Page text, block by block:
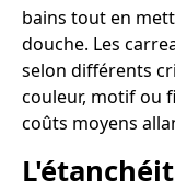
bains tout en
douche. Les
selon différents
couleur, motif ou
coûts moyens